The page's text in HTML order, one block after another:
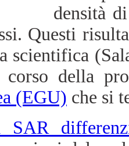
densità
Questi
scientifica
della
(EGU) che si
SAR